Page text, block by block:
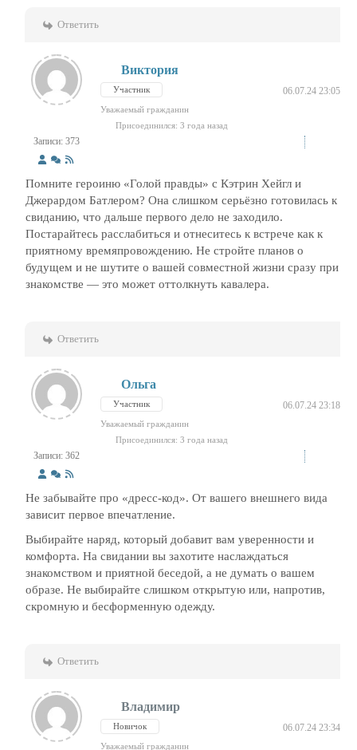
Ответить
Записи: 373
Виктория
Участник 06.07.24 23:05
Уважаемый гражданин
Присоединился: 3 года назад
Помните героиню «Голой правды» с Кэтрин Хейгл и
Джерардом Батлером? Она слишком серьёзно готовилась к
свиданию, что дальше первого дело не заходило.
Постарайтесь расслабиться и отнеситесь к встрече как к
приятному времяпровождению. Не стройте планов о
будущем и не шутите о вашей совместной жизни сразу при
знакомстве — это может оттолкнуть кавалера.
Ответить
Записи: 362
Ольга
Участник 06.07.24 23:18
Уважаемый гражданин
Присоединился: 3 года назад
Не забывайте про «дресс-код». От вашего внешнего вида
зависит первое впечатление.
Выбирайте наряд, который добавит вам уверенности и
комфорта. На свидании вы захотите наслаждаться
знакомством и приятной беседой, а не думать о вашем
образе. Не выбирайте слишком открытую или, напротив,
скромную и бесформенную одежду.
Ответить
Владимир
Новичок 06.07.24 23:34
Уважаемый гражданин